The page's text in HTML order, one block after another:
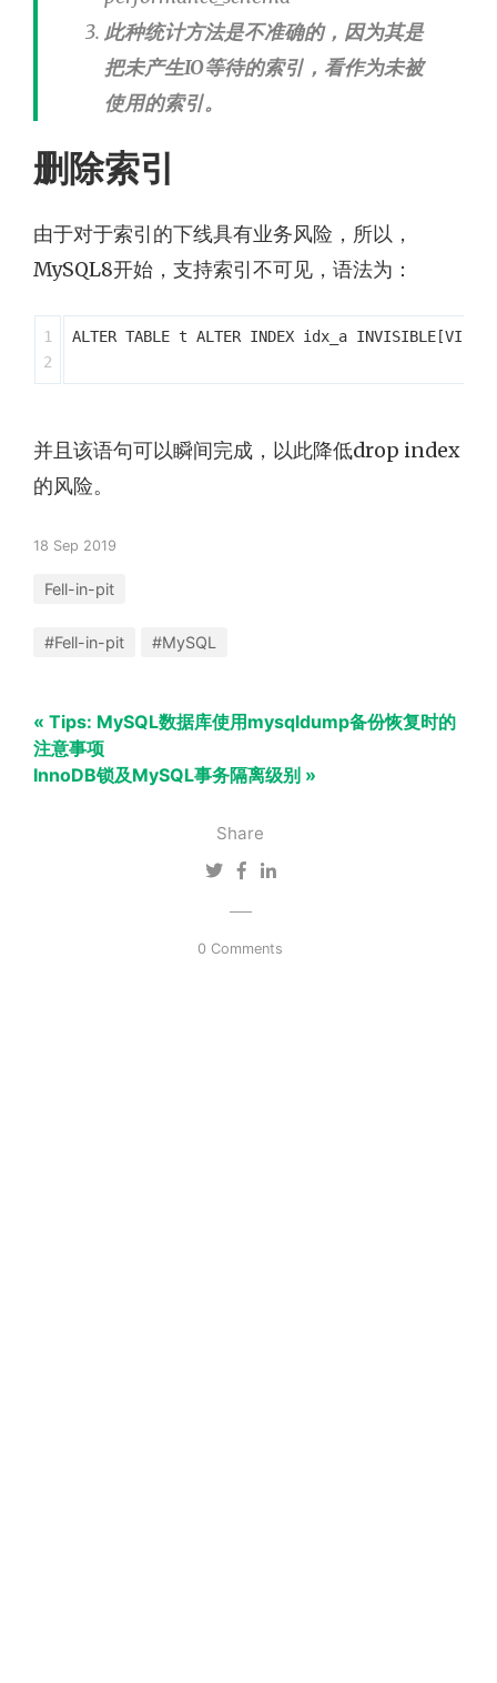
Share
0 Comments
此种统计方法是不准确的，因为其是
把未产生IO等待的索引，看作为未被
使用的索引。
删除索引
由于对于索引的下线具有业务风险，所以，
MySQL8开始，支持索引不可见，语法为：
1
ALTER TABLE t ALTER INDEX idx_a
并且该语句可以瞬间完成，以此降低drop index
的风险。
18 Sep 2019
Fell-in-pit
#Fell-in-pit #MySQL
« Tips: MySQL数据库使用mysqldump备份恢复时的
注意事项
InnoDB锁及MySQL事务隔离级别 »